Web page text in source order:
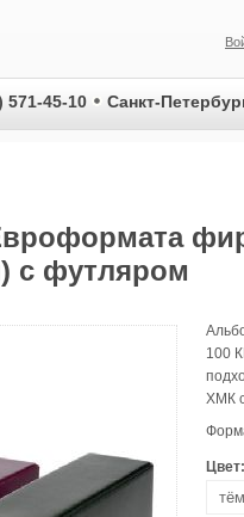
571-45-10 Санкт-
с футляром
100
ХМК
Цвет: